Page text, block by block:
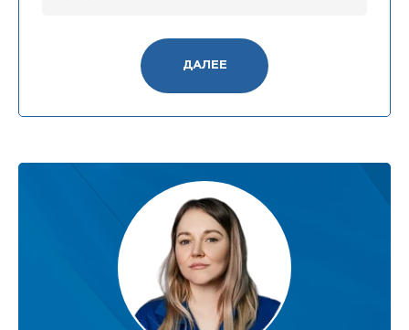
ДАЛЕЕ